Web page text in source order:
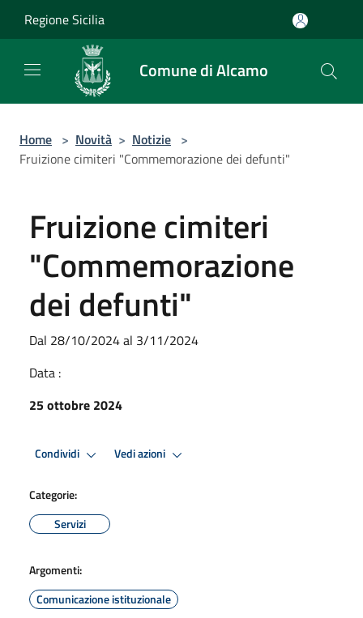
Regione Sicilia
Comune di Alcamo
Home > Novità > Notizie >
Fruizione cimiteri "Commemorazione dei defunti"
Fruizione cimiteri
"Commemorazione
dei defunti"
Dal 28/10/2024 al 3/11/2024
Data :
25 ottobre 2024
Condividi Vedi azioni
Categorie:
Servizi
Argomenti:
Comunicazione istituzionale